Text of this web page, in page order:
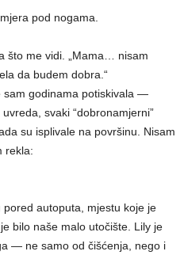
pod nogama.
što me vidi. „Mama… nisam
da budem dobra.“
sam godinama potiskivala —
svaki “dobronamjerni”
su isplivale na površinu. Nisam
rekla:
autoputa, mjestu koje je
bilo naše malo utočište. Lily je
— ne samo od čišćenja, nego i